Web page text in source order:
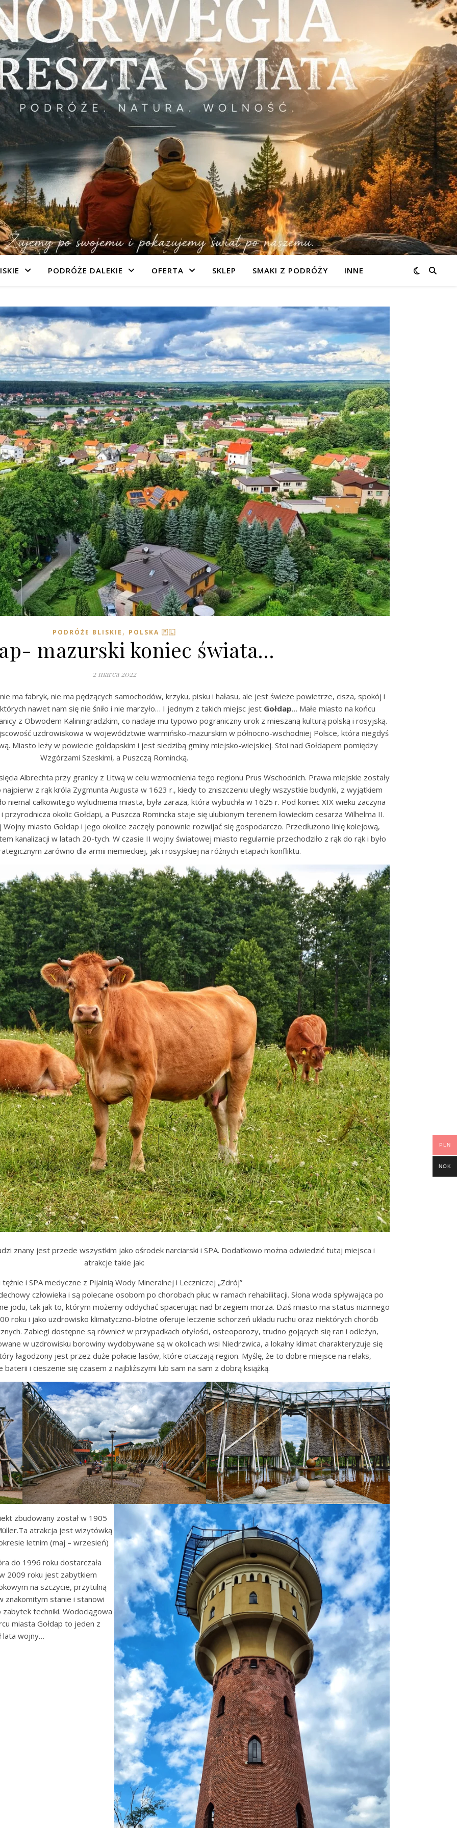
PODRÓŻE DALEKIE OFERTA SKLEP SMAKI Z PODRÓŻY INNE
PODRÓŻE BLISKIE , POLSKA 🇵🇱
mazurski koniec świata…
2 marca 2022
ma fabryk, nie ma pędzących samochodów, krzyku, pisku i hałasu, ale jest świeże powietrze, cisza, spokój i
nawet nam się nie śniło i nie marzyło… I jednym z takich miejsc jest Gołdap… Małe miasto na końcu
z Obwodem Kaliningradzkim, co nadaje mu typowo pograniczny urok z mieszaną kulturą polską i rosyjską.
uzdrowiskowa w województwie warmińsko-mazurskim w północno-wschodniej Polsce, która niegdyś
Miasto leży w powiecie gołdapskim i jest siedzibą gminy miejsko-wiejskiej. Stoi nad Gołdapem pomiędzy
Wzgórzami Szeskimi, a Puszczą Romincką.
Albrechta przy granicy z Litwą w celu wzmocnienia tego regionu Prus Wschodnich. Prawa miejskie zostały
z rąk króla Zygmunta Augusta w 1623 r., kiedy to zniszczeniu uległy wszystkie budynki, z wyjątkiem
niemal całkowitego wyludnienia miasta, była zaraza, która wybuchła w 1625 r. Pod koniec XIX wieku zaczyna
okolic Gołdapi, a Puszcza Romincka staje się ulubionym terenem łowieckim cesarza Wilhelma II.
miasto Gołdap i jego okolice zaczęły ponownie rozwijać się gospodarczo. Przedłużono linię kolejową,
kanalizacji w latach 20-tych. W czasie II wojny światowej miasto regularnie przechodziło z rąk do rąk i było
zarówno dla armii niemieckiej, jak i rosyjskiej na różnych etapach konfliktu.
znany jest przede wszystkim jako ośrodek narciarski i SPA. Dodatkowo można odwiedzić tutaj miejsca i
atrakcje takie jak:
tężnie i SPA medyczne z Pijalnią Wody Mineralnej i Leczniczej „Zdrój”
człowieka i są polecane osobom po chorobach płuc w ramach rehabilitacji. Słona woda spływająca po
jodu, tak jak to, którym możemy oddychać spacerując nad brzegiem morza. Dziś miasto ma status nizinnego
roku i jako uzdrowisko klimatyczno-błotne oferuje leczenie schorzeń układu ruchu oraz niektórych chorób
Zabiegi dostępne są również w przypadkach otyłości, osteoporozy, trudno gojących się ran i odleżyn,
w uzdrowisku borowiny wydobywane są w okolicach wsi Niedrzwica, a lokalny klimat charakteryzuje się
łagodzony jest przez duże połacie lasów, które otaczają region. Myślę, że to dobre miejsce na relaks,
baterii i cieszenie się czasem z najbliższymi lub sam na sam z dobrą książką.
zbudowany został w 1905
atrakcja jest wizytówką
letnim (maj – wrzesień)
do 1996 roku dostarczała
2009 roku jest zabytkiem
na szczycie, przytulną
znakomitym stanie i stanowi
zabytek techniki. Wodociągowa
miasta Gołdap to jeden z
lata wojny…
PLN
NOK